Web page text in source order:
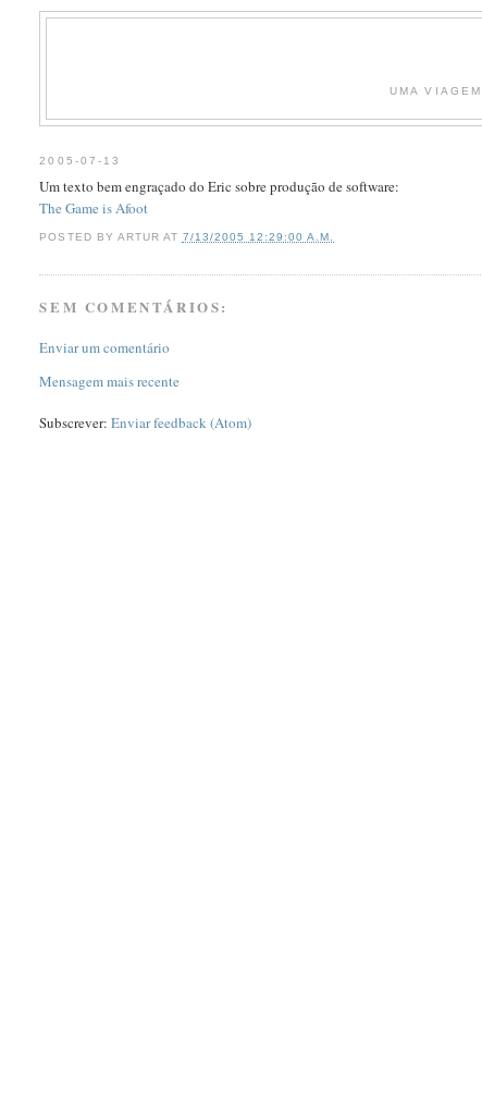
UMA
2005-07-13
Um texto bem engraçado do Eric sobre produção de software:
The Game is Afoot
POSTED BY ARTUR AT 7/13/2005 12:29:00 A.M.
SEM COMENTÁRIOS:
Enviar um comentário
Mensagem mais recente
Subscrever:Enviar feedback (Atom)